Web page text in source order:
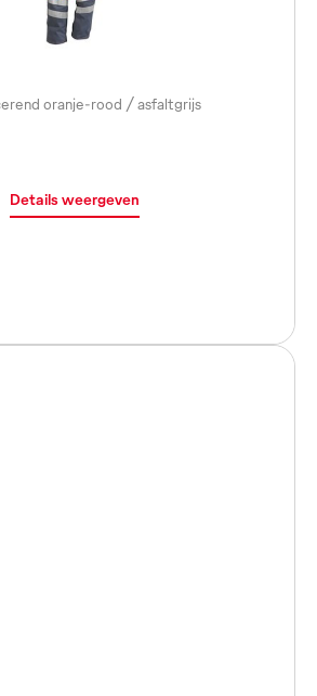
oranje-rood / asfaltgrijs
Details weergeven